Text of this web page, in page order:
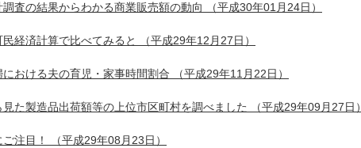
査の結果からわかる商業販売額の動向 （平成30年01月24日）
経済計算で比べてみると （平成29年12月27日）
おける夫の育児・家事時間割合 （平成29年11月22日）
た製造品出荷額等の上位市区町村を調べました （平成29年09月27日）
注目！ （平成29年08月23日）